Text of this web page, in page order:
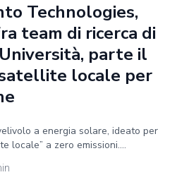
Technologies,
team di ricerca di
parte il
locale per
a energia solare, ideato per
locale” a zero emissioni....